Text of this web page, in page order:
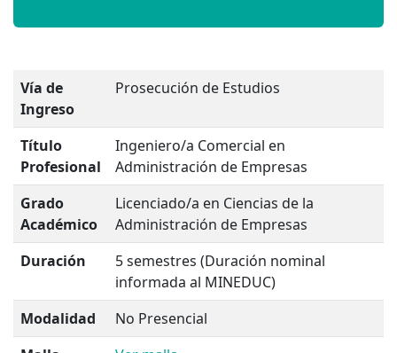
Vía de
Ingreso
Prosecución de Estudios
Título
Profesional
Ingeniero/a Comercial en
Administración de Empresas
Grado
Académico
Licenciado/a en Ciencias de la
Administración de Empresas
Duración
5 semestres (Duración nominal
informada al MINEDUC)
Modalidad
No Presencial